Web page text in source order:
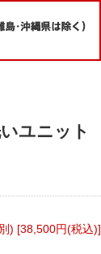
ユニット
) [38,500円(税込)]